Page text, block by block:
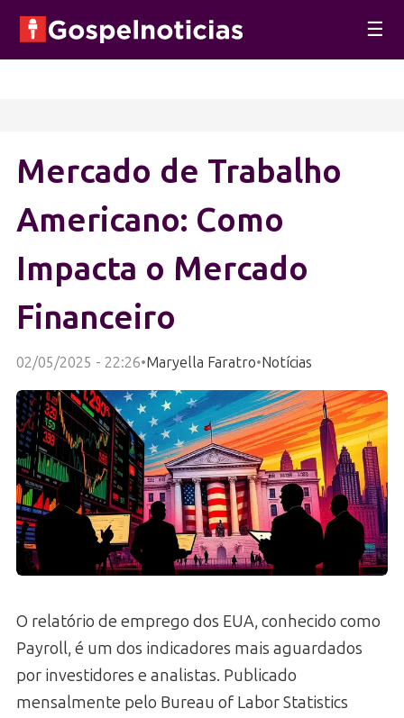
☰
Mercado de Trabalho
Americano: Como
Impacta o Mercado
Financeiro
02/05/2025 - 22:26•Maryella Faratro•Notícias
O relatório de emprego dos EUA, conhecido como
Payroll, é um dos indicadores mais aguardados
por investidores e analistas. Publicado
mensalmente pelo Bureau of Labor Statistics